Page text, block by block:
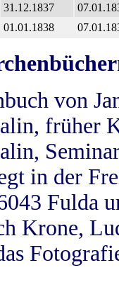
31.12.1837
01.01.1838
von
früher
in der
Fulda
Krone,